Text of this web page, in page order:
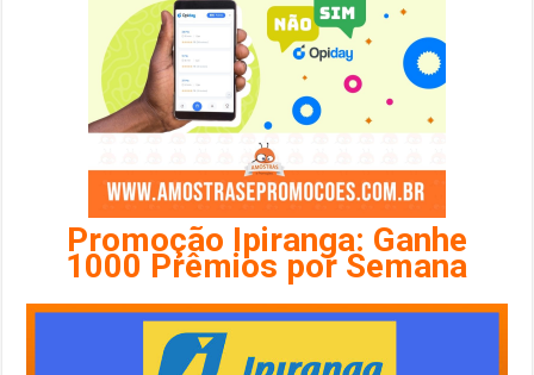
Promoção Ipiranga: Ganhe
1000 Prêmios por Semana